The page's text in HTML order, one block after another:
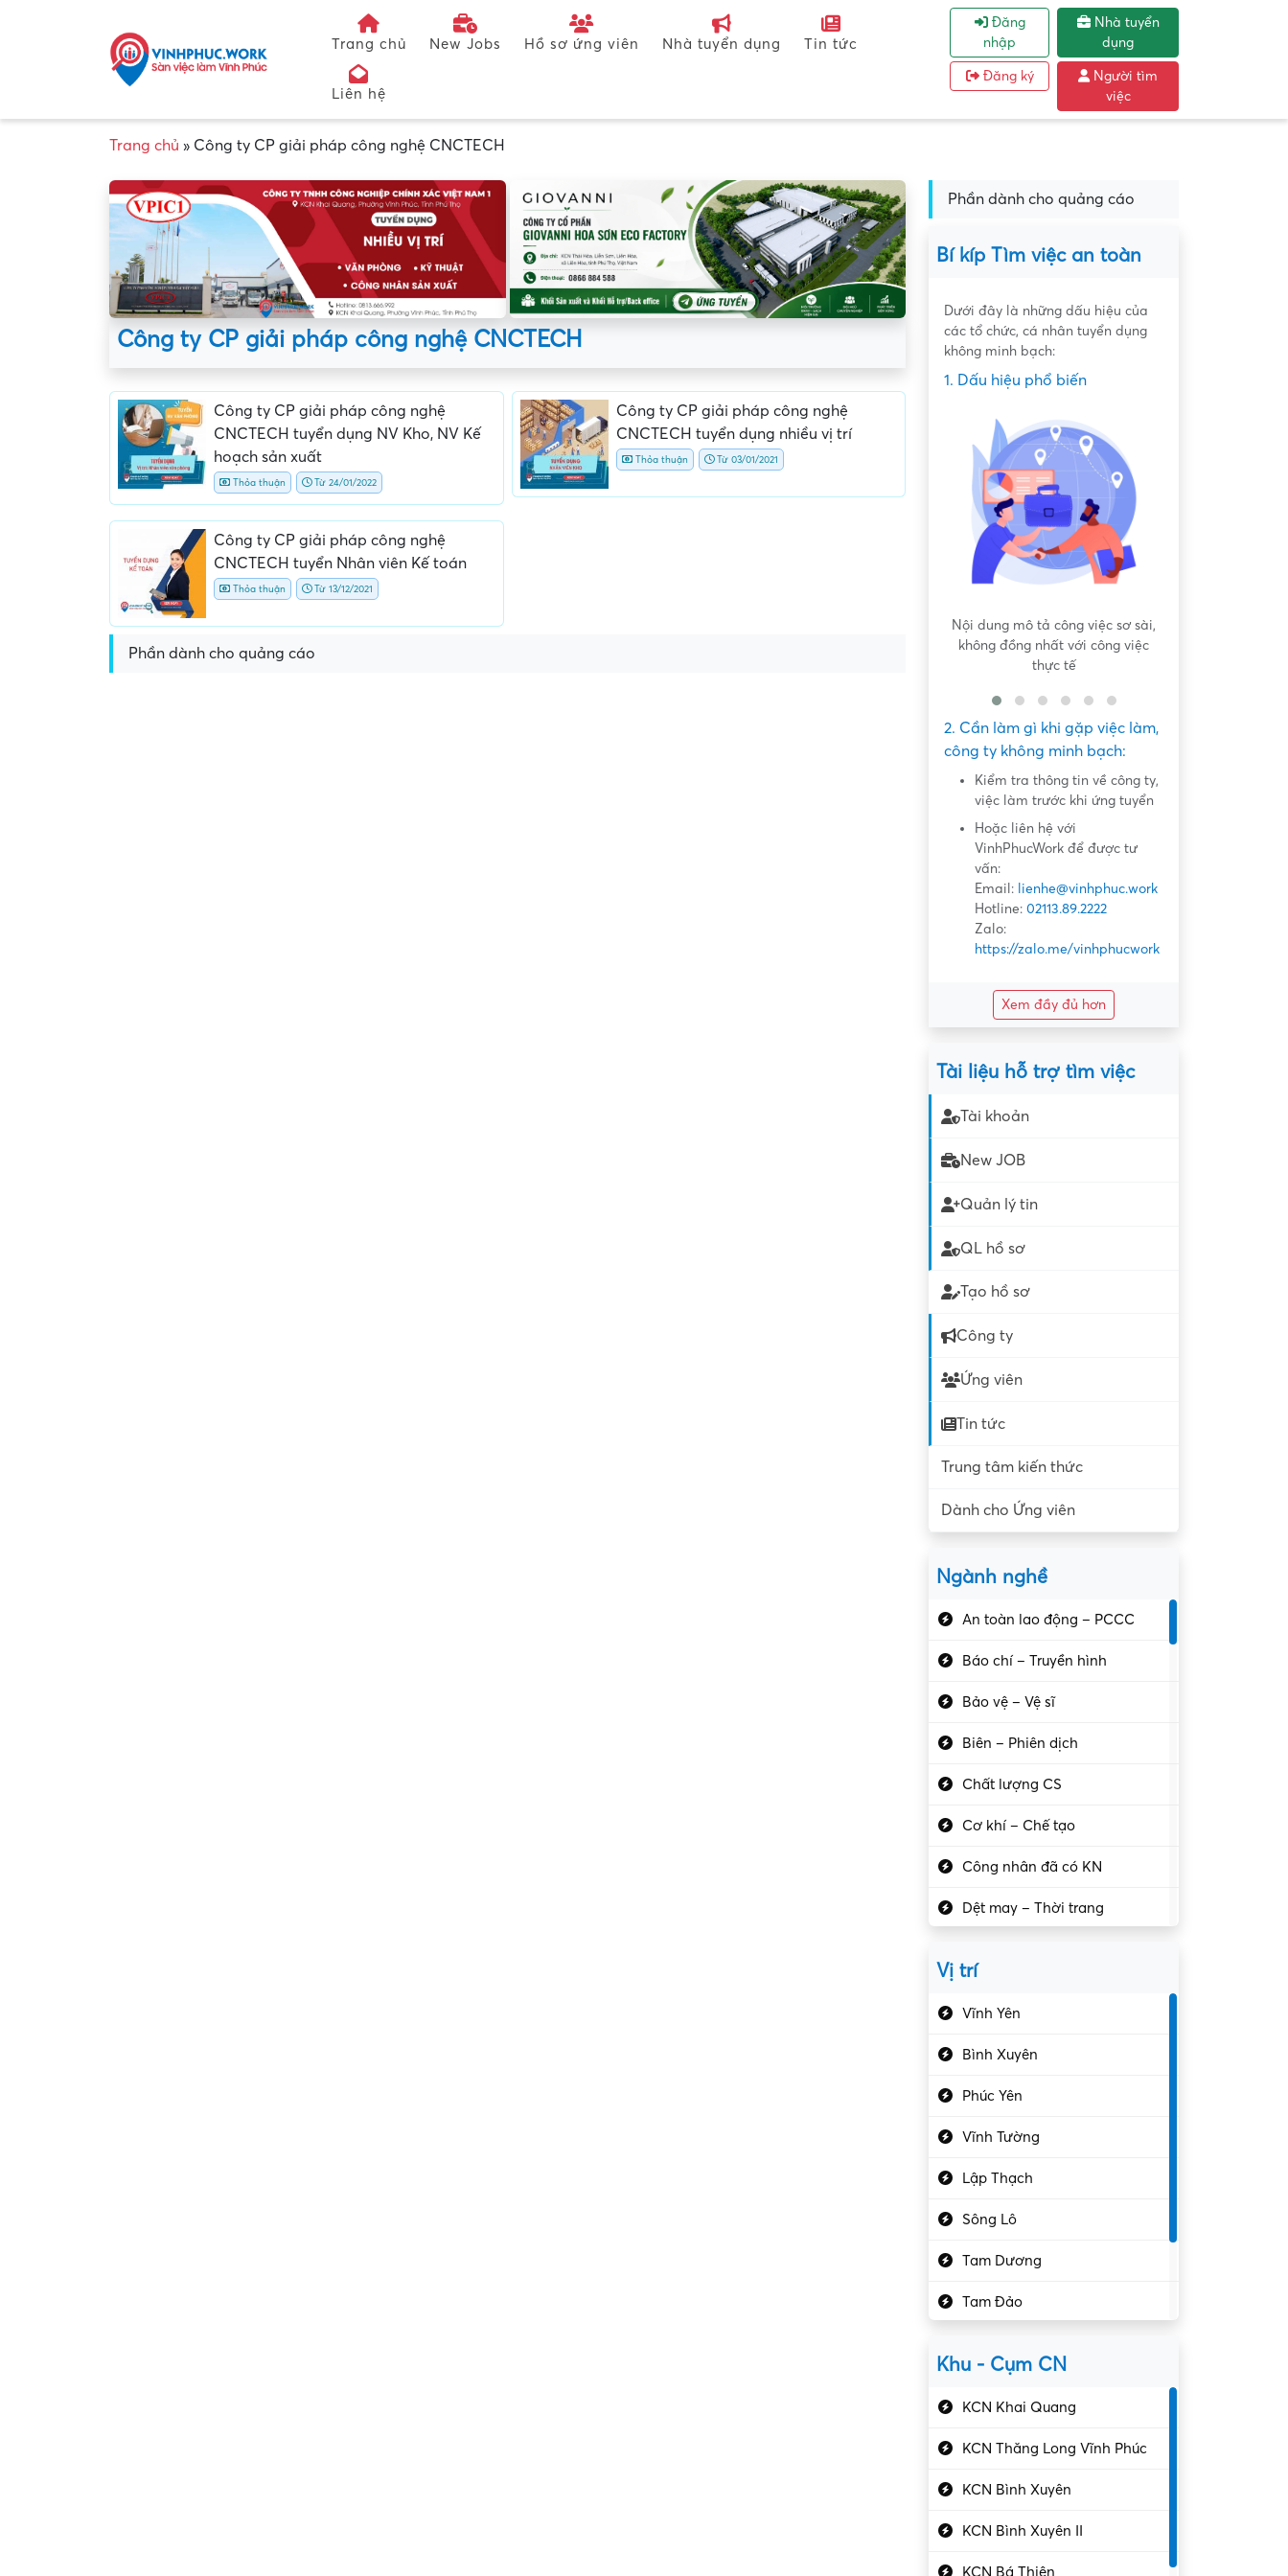
Trang chủ New Jobs Hồ sơ ứng viên Nhà tuyển dụng Tin tức
Liên hệ
Đăng
nhập
Đăng ký
Nhà tuyển
dụng
Người tìm
việc
Trang chủ » Công ty CP giải pháp công nghệ CNCTECH
Công ty CP giải pháp công nghệ CNCTECH
Công ty CP giải pháp công nghệ
CNCTECH tuyển dụng NV Kho, NV Kế
hoạch sản xuất
Thỏa thuận Từ 24/01/2022
Công ty CP giải pháp công nghệ
CNCTECH tuyển dụng nhiều vị trí
Thỏa thuận Từ 03/01/2021
Công ty CP giải pháp công nghệ
CNCTECH tuyển Nhân viên Kế toán
Thỏa thuận Từ 13/12/2021
Phần dành cho quảng cáo
Phần dành cho quảng cáo
Bí kíp Tìm việc an toàn
Dưới đây là những dấu hiệu của
các tổ chức, cá nhân tuyển dụng
không minh bạch:
1. Dấu hiệu phổ biến
Yêu cầu nộp phí phỏng vấn, phí
giữ chỗ...
Yêu cầu ký kết giấy tờ không rõ
ràng hoặc nộp giấy tờ gốc
Hứa hẹn "việc nhẹ lương cao" dễ
dàng lấy tiền "khủng"
2. Cần làm gì khi gặp việc làm,
công ty không minh bạch:
Kiểm tra thông tin về công ty,
việc làm trước khi ứng tuyển
Hoặc liên hệ với
VinhPhucWork để được tư
vấn:
Email: lienhe@vinhphuc.work
Hotline: 02113.89.2222
Zalo:
https://zalo.me/vinhphucwork
Xem đầy đủ hơn
Tài liệu hỗ trợ tìm việc
Tài khoản
New JOB
Quản lý tin
QL hồ sơ
Tạo hồ sơ
Công ty
Ứng viên
Tin tức
Trung tâm kiến thức
Dành cho Ứng viên
Ngành nghề
An toàn lao động – PCCC
Báo chí – Truyền hình
Bảo vệ – Vệ sĩ
Biên – Phiên dịch
Chất lượng CS
Cơ khí – Chế tạo
Công nhân đã có KN
Dệt may – Thời trang
Kiểm soát chất lượng
Kỹ sư cơ khí
Kỹ sư điện
Kỹ thuật cao
Kỹ thuật mạng – IT
Làm bán thời gian
Lao động phổ thông
Vị trí
Vĩnh Yên
Bình Xuyên
Phúc Yên
Vĩnh Tường
Lập Thạch
Sông Lô
Tam Dương
Tam Đảo
Khu - Cụm CN
KCN Khai Quang
KCN Thăng Long Vĩnh Phúc
KCN Bình Xuyên
KCN Bình Xuyên II
KCN Bá Thiện